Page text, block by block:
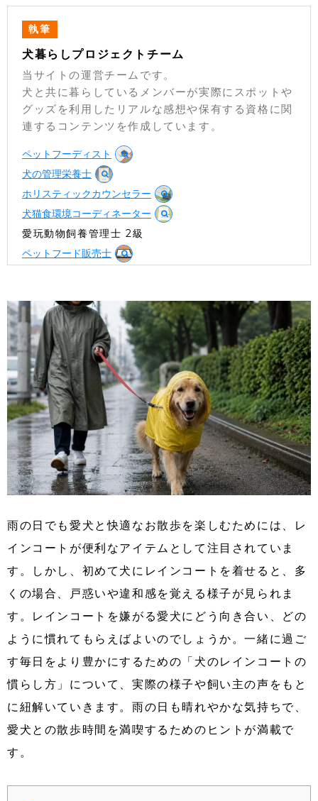
執筆
犬暮らしプロジェクトチーム
当サイトの運営チームです。
犬と共に暮らしているメンバーが実際にスポットや
グッズを利用したリアルな感想や保有する資格に関
連するコンテンツを作成しています。
ペットフーディスト
犬の管理栄養士
ホリスティックカウンセラー
犬猫食環境コーディネーター
愛玩動物飼養管理士 2級
ペットフード販売士
雨の日でも愛犬と快適なお散歩を楽しむためには、レ
インコートが便利なアイテムとして注目されていま
す。しかし、初めて犬にレインコートを着せると、多
くの場合、戸惑いや違和感を覚える様子が見られま
す。レインコートを嫌がる愛犬にどう向き合い、どの
ように慣れてもらえばよいのでしょうか。一緒に過ご
す毎日をより豊かにするための「犬のレインコートの
慣らし方」について、実際の様子や飼い主の声をもと
に紐解いていきます。雨の日も晴れやかな気持ちで、
愛犬との散歩時間を満喫するためのヒントが満載で
す。